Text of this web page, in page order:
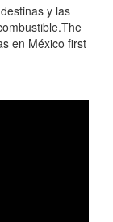
y las
en México first